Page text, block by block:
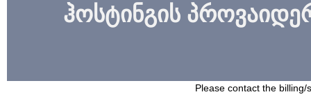
ჰოსტინგის
Please contact the